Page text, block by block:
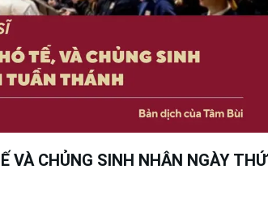
VÀ CHỦNG SINH NHÂN NGÀY THỨ